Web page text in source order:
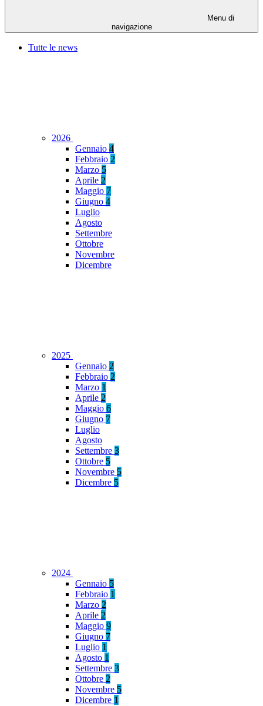
Menu di
navigazione
Tutte le news
2026
Gennaio 4
Febbraio 2
Marzo 5
Aprile 2
Maggio 7
Giugno 4
Luglio
Agosto
Settembre
Ottobre
Novembre
Dicembre
2025
Gennaio 2
Febbraio 2
Marzo 1
Aprile 2
Maggio 6
Giugno 7
Luglio
Agosto
Settembre 3
Ottobre 5
Novembre 5
Dicembre 5
2024
Gennaio 5
Febbraio 1
Marzo 2
Aprile 2
Maggio 9
Giugno 7
Luglio 1
Agosto 1
Settembre 3
Ottobre 2
Novembre 5
Dicembre 1